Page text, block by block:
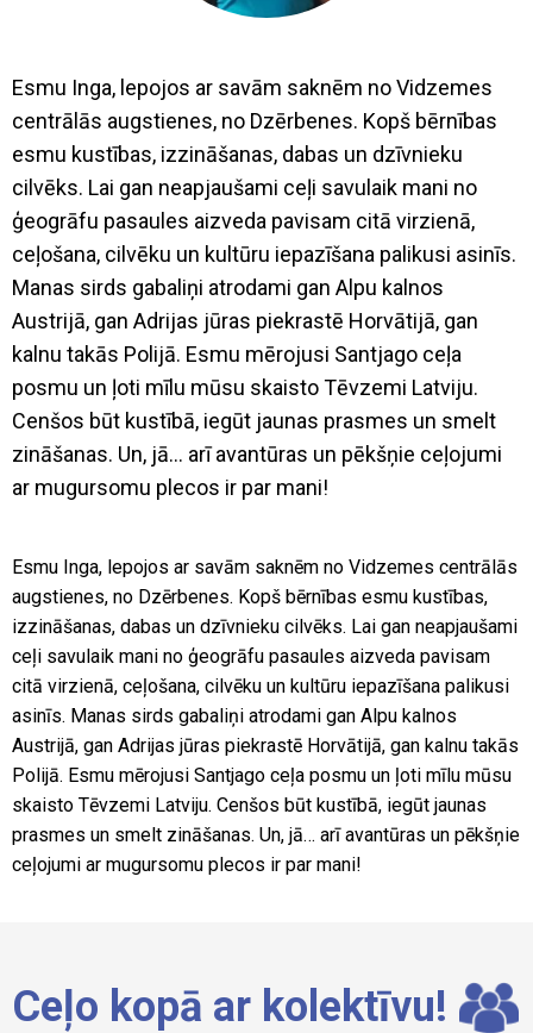
Esmu Inga, lepojos ar savām saknēm no Vidzemes
centrālās augstienes, no Dzērbenes. Kopš bērnības
esmu kustības, izzināšanas, dabas un dzīvnieku
cilvēks. Lai gan neapjaušami ceļi savulaik mani no
ģeogrāfu pasaules aizveda pavisam citā virzienā,
ceļošana, cilvēku un kultūru iepazīšana palikusi asinīs.
Manas sirds gabaliņi atrodami gan Alpu kalnos
Austrijā, gan Adrijas jūras piekrastē Horvātijā, gan
kalnu takās Polijā. Esmu mērojusi Santjago ceļa
posmu un ļoti mīlu mūsu skaisto Tēvzemi Latviju.
Cenšos būt kustībā, iegūt jaunas prasmes un smelt
zināšanas. Un, jā… arī avantūras un pēkšņie ceļojumi
ar mugursomu plecos ir par mani!
Esmu Inga, lepojos ar savām saknēm no Vidzemes centrālās
augstienes, no Dzērbenes. Kopš bērnības esmu kustības,
izzināšanas, dabas un dzīvnieku cilvēks. Lai gan neapjaušami
ceļi savulaik mani no ģeogrāfu pasaules aizveda pavisam
citā virzienā, ceļošana, cilvēku un kultūru iepazīšana palikusi
asinīs. Manas sirds gabaliņi atrodami gan Alpu kalnos
Austrijā, gan Adrijas jūras piekrastē Horvātijā, gan kalnu takās
Polijā. Esmu mērojusi Santjago ceļa posmu un ļoti mīlu mūsu
skaisto Tēvzemi Latviju. Cenšos būt kustībā, iegūt jaunas
prasmes un smelt zināšanas. Un, jā… arī avantūras un pēkšņie
ceļojumi ar mugursomu plecos ir par mani!
Ceļo kopā ar kolektīvu!